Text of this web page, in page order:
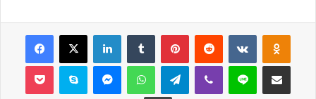
Facebook
X LinkedInTumblr PinterestReddit VKontakte
Pocket Skype MessengerWhatsAppTelegramViber Line E-Posta ile
Yazdır